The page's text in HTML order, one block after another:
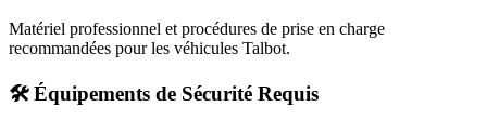
Matériel professionnel et procédures de prise en charge
recommandées pour les véhicules Talbot.
🛠️ Équipements de Sécurité Requis